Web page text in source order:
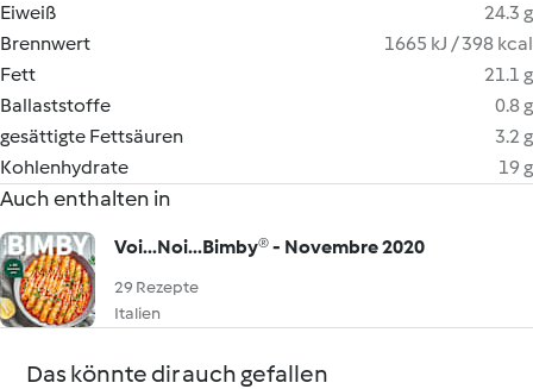
Eiweiß
24.3 g
Brennwert
1665 kJ / 398 kcal
Fett
21.1 g
Ballaststoffe
0.8 g
gesättigte Fettsäuren
3.2 g
Kohlenhydrate
19 g
Auch enthalten in
Voi...Noi...Bimby® - Novembre 2020
29 Rezepte
Italien
Das könnte dir auch gefallen